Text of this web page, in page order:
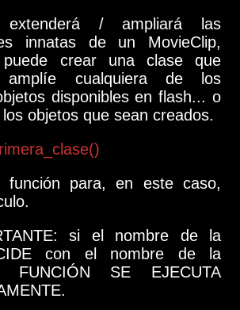
/ ampliará las
innatas de un MovieClip,
crear una clase que
cualquiera de los
disponibles en flash... o
objetos que sean creados.
función para, en este caso,
si el nombre de la
con el nombre de la
FUNCIÓN SE EJECUTA